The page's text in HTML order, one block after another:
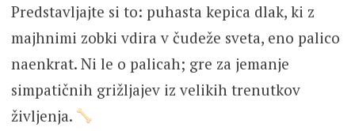
Predstavljajte si to: puhasta kepica dlak, ki z
majhnimi zobki vdira v čudeže sveta, eno palico
naenkrat. Ni le o palicah; gre za jemanje
simpatičnih grižljajev iz velikih trenutkov
življenja.